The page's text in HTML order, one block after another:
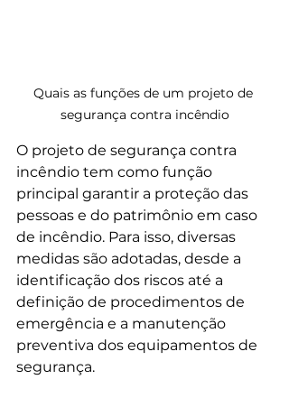
Quais as funções de um projeto de
segurança contra incêndio
O projeto de segurança contra
incêndio tem como função
principal garantir a proteção das
pessoas e do patrimônio em caso
de incêndio. Para isso, diversas
medidas são adotadas, desde a
identificação dos riscos até a
definição de procedimentos de
emergência e a manutenção
preventiva dos equipamentos de
segurança.